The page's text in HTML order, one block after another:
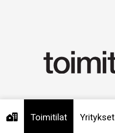
Toimitilat Yritykset